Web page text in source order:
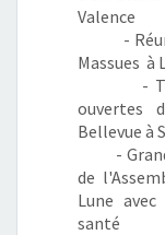
Valence
-
Massues à
-
ouvertes
Bellevue à
-
de
Lune
santé